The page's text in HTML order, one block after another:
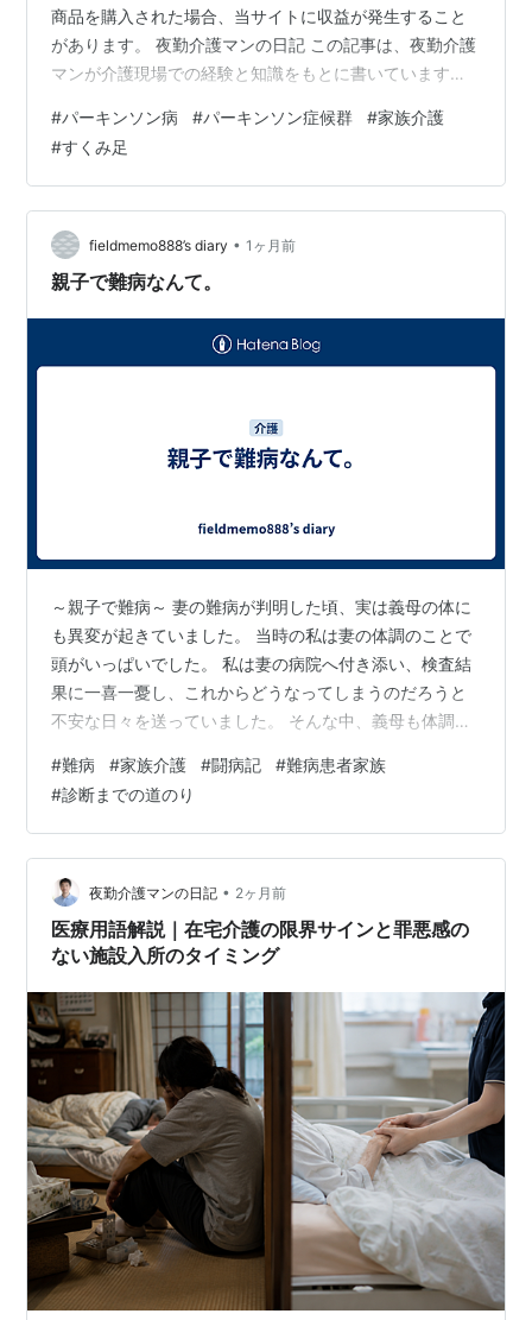
商品を購入された場合、当サイトに収益が発生すること
があります。 夜勤介護マンの日記 この記事は、夜勤介護
マンが介護現場での経験と知識をもとに書いています。
の情報や個別の症状については必ず医師・専門家にご相
談ください。特定の個人・施設を批判する意図はありま
せん。 介護の知識・解説 パーキンソン病とパーキンソン
症候群の違いとは？症状・介護のポイントを20年の現場
目線で解説 「パーキンソン病」と「パーキンソン症候
群」——名前が似てるけど全然違う。…
#パーキンソン病 #パーキンソン症候群 #家族介護
#すくみ足
fieldmemo888’s diary • 1ヶ月前
親子で難病なんて。
～親子で難病～ 妻の難病が判明した頃、実は義母の体に
も異変が起きていました。 当時の私は妻の体調のことで
頭がいっぱいでした。 私は妻の病院へ付き添い、検査結
果に一喜一憂し、これからどうなってしまうのだろうと
不安な日々を送っていました。 そんな中、義母も体調を
刻には考えていませんでした。 年齢的なものかもしれな
いし、しばらくすれば良くなるだろうと思っていたので
す。 しかし現実は違いました。 妻の症状が少しずつ進行
していくのと同じように、義母の症状も少しずつ進行し
ていきました。 妻は病院を転々としながら検査を受け、
約半年で病名が判明しました。 病…
#難病 #家族介護 #闘病記 #難病患者家族
#診断までの道のり
夜勤介護マンの日記 • 2ヶ月前
医療用語解説｜在宅介護の限界サインと罪悪感の
ない施設入所のタイミング